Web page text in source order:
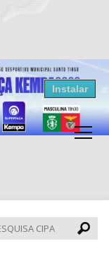
Instalar
CIPA